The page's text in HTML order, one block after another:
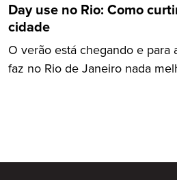
Day use no Rio: Como
cidade
O verão está chegando e para
faz no Rio de Janeiro nada